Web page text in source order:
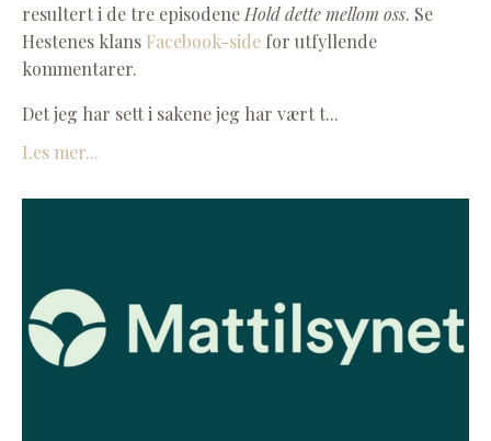
resultert i de tre episodeneHold dette mellom oss. Se
Hestenes klans Facebook-side for utfyllende
kommentarer.
Det jeg har sett i sakene jeg har vært t...
Les mer...